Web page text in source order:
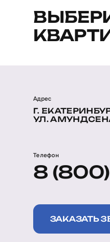
Адрес
Г.
УЛ.
Телефон
8
ЗАКАЗАТЬ